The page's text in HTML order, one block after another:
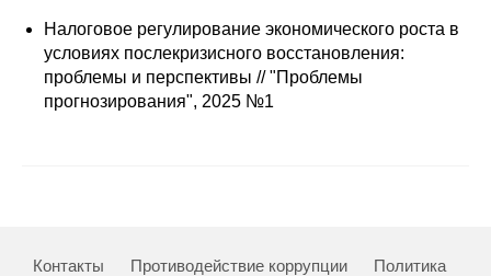
Отчетность
Противодействие коррупции
Налоговое регулирование экономического роста в
условиях послекризисного восстановления:
проблемы и перспективы // "Проблемы
прогнозирования", 2025 №1
Контакты Противодействие коррупции
Политика